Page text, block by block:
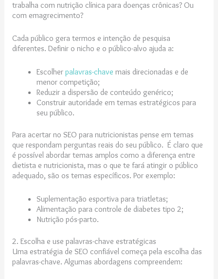
trabalha com nutrição clínica para doenças crônicas? Ou
com emagrecimento?
Cada público gera termos e intenção de pesquisa
diferentes. Definir o nicho e o público-alvo ajuda a:
Escolher palavras-chave mais direcionadas e de
menor competição;
Reduzir a dispersão de conteúdo genérico;
Construir autoridade em temas estratégicos para
seu público.
Para acertar no SEO para nutricionistas pense em temas
que respondam perguntas reais do seu público. É claro que
é possível abordar temas amplos como a diferença entre
dietista e nutricionista​, mas o que te fará atingir o público
adequado, são os temas específicos. Por exemplo:
Suplementação esportiva para triatletas;
Alimentação para controle de diabetes tipo 2;
Nutrição pós-parto.
2. Escolha e use palavras-chave estratégicas
Uma estratégia de SEO confiável começa pela escolha das
palavras-chave. Algumas abordagens compreendem: